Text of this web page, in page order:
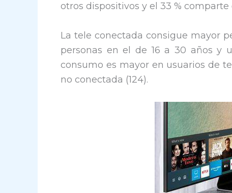
otros dispositivos y el 33 % comparte
La tele conectada consigue mayor
personas en el de 16 a 30 años y
consumo es mayor en usuarios de
no conectada (124).